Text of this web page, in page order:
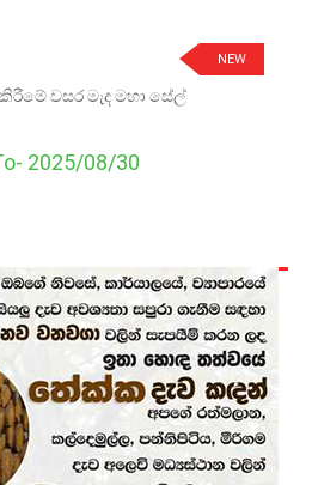
NEW
වසර මැද මහා සේල්
2025/08/30